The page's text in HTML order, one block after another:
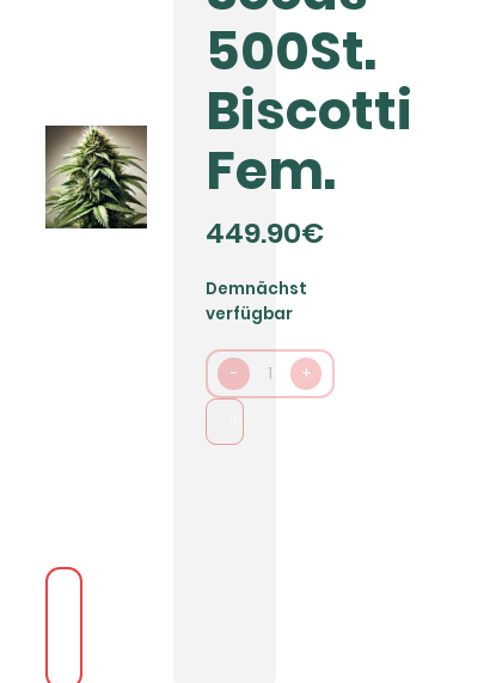
500St.
Biscotti
Fem.
449.90€
Demnächst
verfügbar
- 1 +